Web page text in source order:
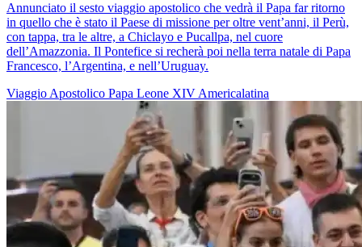
Annunciato il sesto viaggio apostolico che vedrà il Papa far ritorno
in quello che è stato il Paese di missione per oltre vent’anni, il Perù,
con tappa, tra le altre, a Chiclayo e Pucallpa, nel cuore
dell’Amazzonia. Il Pontefice si recherà poi nella terra natale di Papa
Francesco, l’Argentina, e nell’Uruguay.
Viaggio Apostolico Papa Leone XIV Americalatina